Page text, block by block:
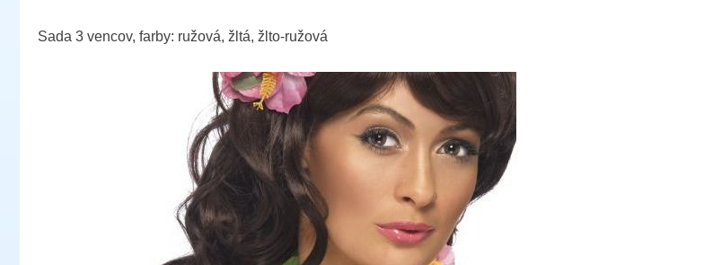
Sada 3 vencov, farby: ružová, žltá, žlto-ružová